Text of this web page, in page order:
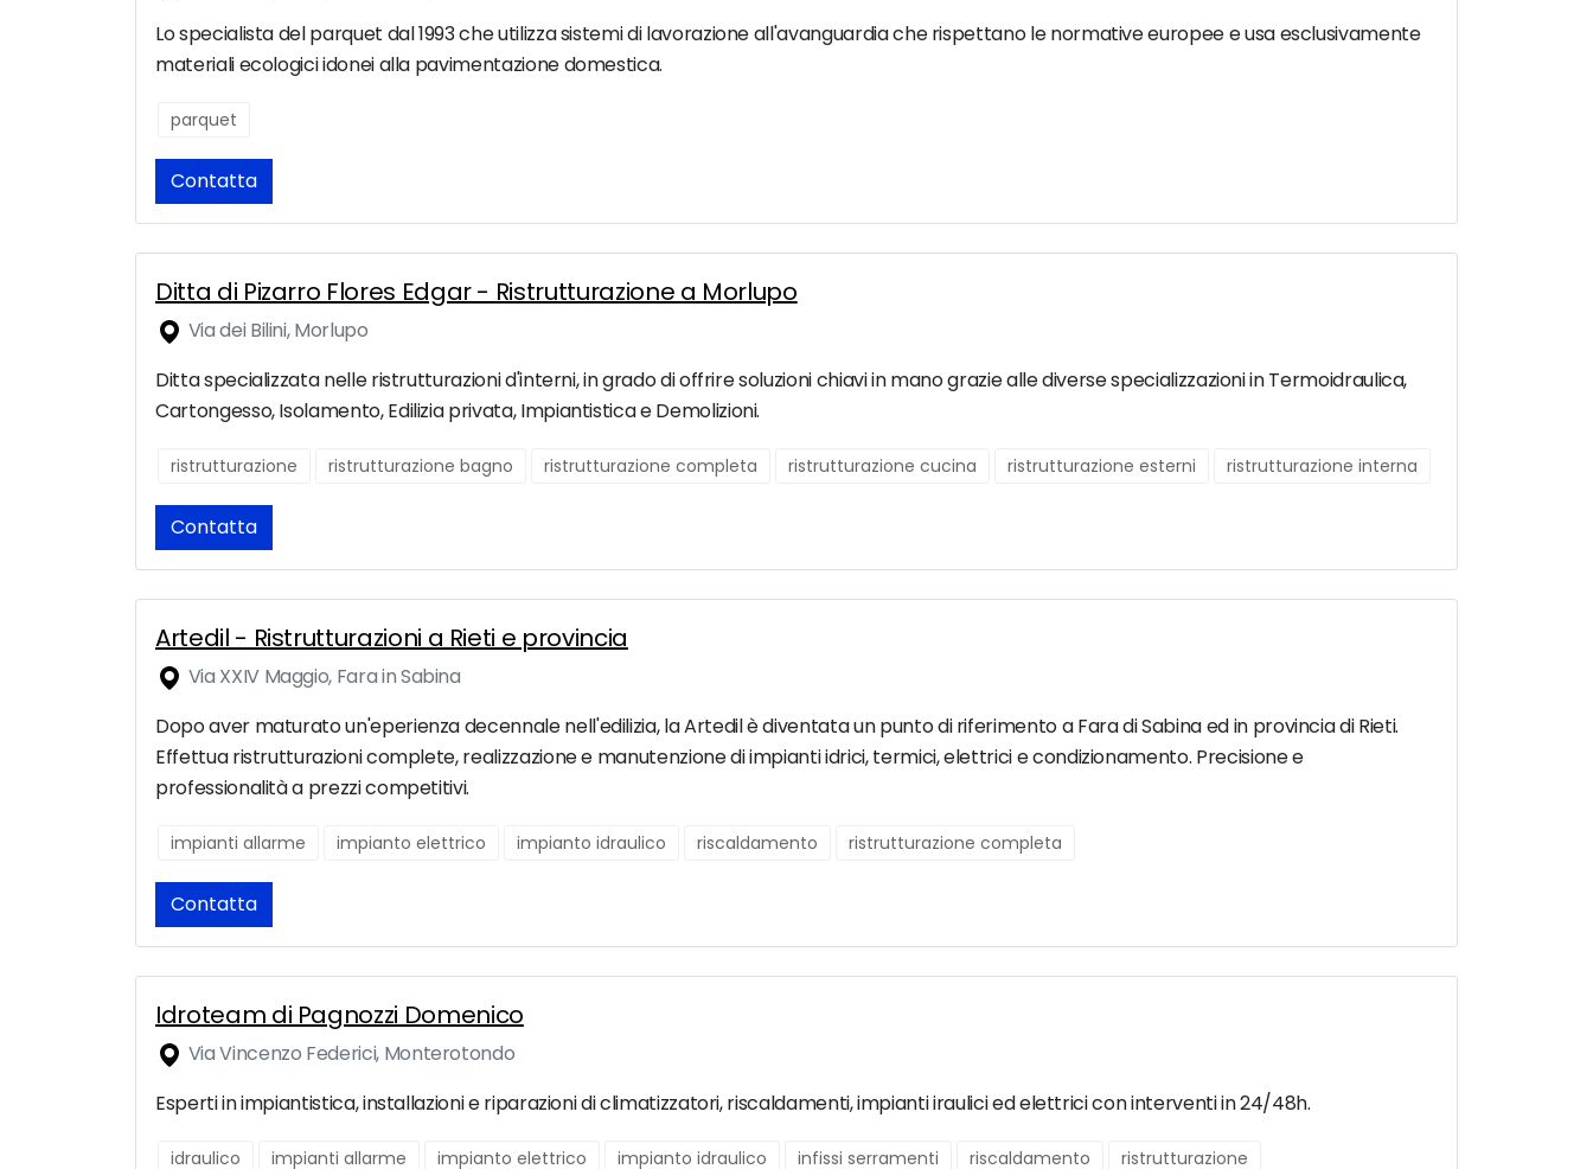
Lo specialista del parquet dal 1993 che utilizza sistemi di lavorazione all'avanguardia che rispettano le normative europee e usa esclusivamente
materiali ecologici idonei alla pavimentazione domestica.
parquet
Contatta
Ditta di Pizarro Flores Edgar - Ristrutturazione a Morlupo
Via dei Bilini, Morlupo
Ditta specializzata nelle ristrutturazioni d'interni, in grado di offrire soluzioni chiavi in mano grazie alle diverse specializzazioni in Termoidraulica,
Cartongesso, Isolamento, Edilizia privata, Impiantistica e Demolizioni.
ristrutturazione ristrutturazione bagno ristrutturazione completa ristrutturazione cucina ristrutturazione esterni ristrutturazione interna
Contatta
Artedil - Ristrutturazioni a Rieti e provincia
Via XXIV Maggio, Fara in Sabina
Dopo aver maturato un'eperienza decennale nell'edilizia, la Artedil è diventata un punto di riferimento a Fara di Sabina ed in provincia di Rieti.
Effettua ristrutturazioni complete, realizzazione e manutenzione di impianti idrici, termici, elettrici e condizionamento. Precisione e
professionalità a prezzi competitivi.
impianti allarme impianto elettrico impianto idraulico riscaldamento ristrutturazione completa
Contatta
Idroteam di Pagnozzi Domenico
Via Vincenzo Federici, Monterotondo
Esperti in impiantistica, installazioni e riparazioni di climatizzatori, riscaldamenti, impianti iraulici ed elettrici con interventi in 24/48h.
idraulico impianti allarme impianto elettrico impianto idraulico infissi serramenti riscaldamento ristrutturazione